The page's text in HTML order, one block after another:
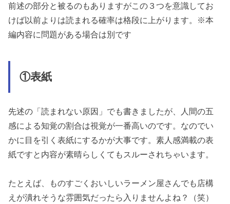
前述の部分と被るのもありますがこの３つを意識してお
けば以前よりは読まれる確率は格段に上がります。 ※本
編内容に問題がある場合は別です
①表紙
先述の「読まれない原因」でも書きましたが、
人間の五
感による知覚の割合は視覚が一番高いのです。なのでい
かに目を引く表紙にするかが大事です。素人感満載の表
紙ですと内容が素晴らしくてもスルーされちゃいます。
たとえば、ものすごくおいしいラーメン屋さんでも店構
えが潰れそうな雰囲気だったら入りませんよね？（笑）